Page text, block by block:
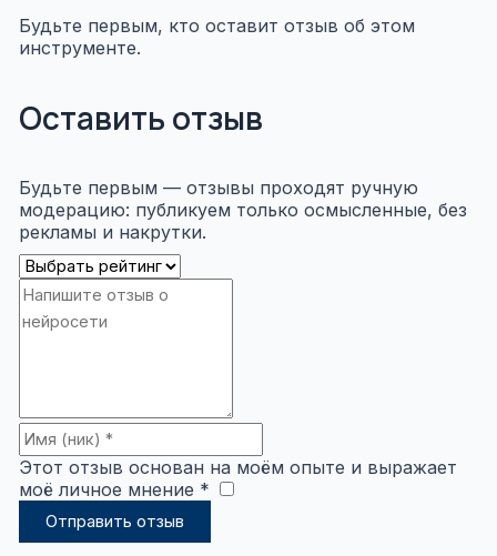
Будьте первым, кто оставит отзыв об этом
инструменте.
Оставить отзыв
Будьте первым — отзывы проходят ручную
модерацию: публикуем только осмысленные, без
рекламы и накрутки.
Этот отзыв основан на моём опыте и выражает
моё личное мнение *
Отправить отзыв